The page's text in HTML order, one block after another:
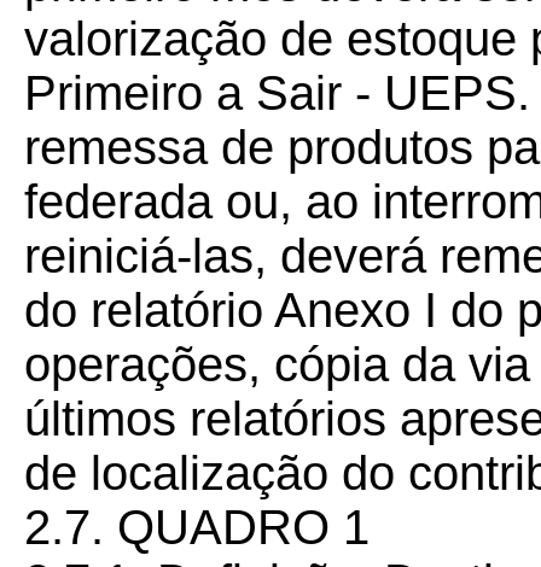
valorização de estoque
Primeiro a Sair -
remessa de produtos
federada ou, ao
reiniciá-las, deverá
do relatório Anexo I do
operações, cópia da
últimos relatórios
de localização do
2.7. QUADRO 1